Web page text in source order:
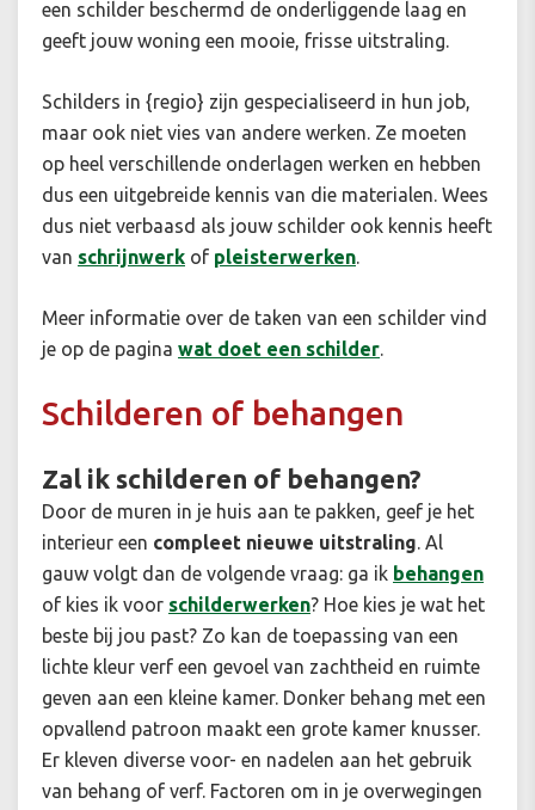
een schilder beschermd de onderliggende laag en
geeft jouw woning een mooie, frisse uitstraling.
Schilders in {regio} zijn gespecialiseerd in hun job,
maar ook niet vies van andere werken. Ze moeten
op heel verschillende onderlagen werken en hebben
dus een uitgebreide kennis van die materialen. Wees
dus niet verbaasd als jouw schilder ook kennis heeft
van schrijnwerk of pleisterwerken.
Meer informatie over de taken van een schilder vind
je op de pagina wat doet een schilder.
Schilderen of behangen
Zal ik schilderen of behangen?
Door de muren in je huis aan te pakken, geef je het
interieur een compleet nieuwe uitstraling. Al
gauw volgt dan de volgende vraag: ga ik behangen
of kies ik voor schilderwerken? Hoe kies je wat het
beste bij jou past? Zo kan de toepassing van een
lichte kleur verf een gevoel van zachtheid en ruimte
geven aan een kleine kamer. Donker behang met een
opvallend patroon maakt een grote kamer knusser.
Er kleven diverse voor- en nadelen aan het gebruik
van behang of verf. Factoren om in je overwegingen